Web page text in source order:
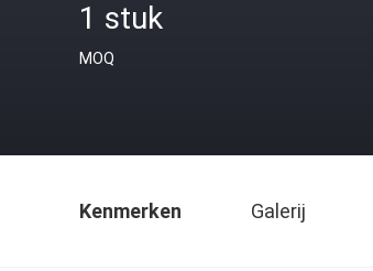
1 stuk
MOQ
Kenmerken Galerij